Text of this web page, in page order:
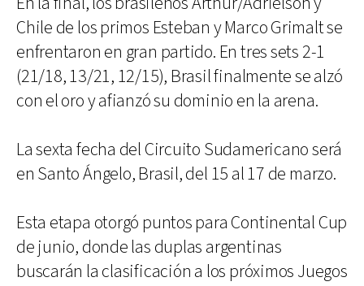
Chile de los primos Esteban y Marco Grimalt se
enfrentaron en gran partido. En tres sets 2-1
(21/18, 13/21, 12/15), Brasil finalmente se alzó
con el oro y afianzó su dominio en la arena.
La sexta fecha del Circuito Sudamericano será
en Santo Ángelo, Brasil, del 15 al 17 de marzo.
Esta etapa otorgó puntos para Continental Cup
de junio, donde las duplas argentinas
buscarán la clasificación a los próximos Juegos